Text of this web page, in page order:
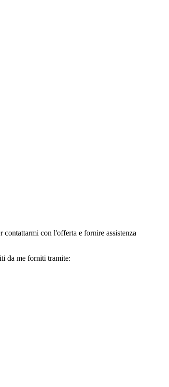
con l'offerta e fornire assistenza
da me forniti tramite: